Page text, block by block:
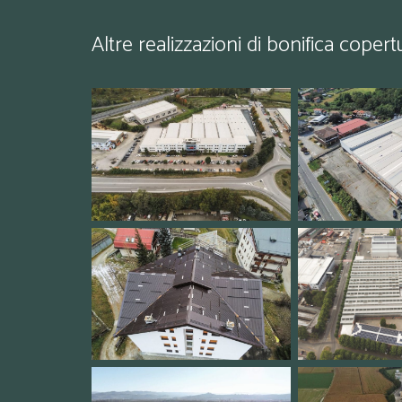
Altre realizzazioni di bonifica